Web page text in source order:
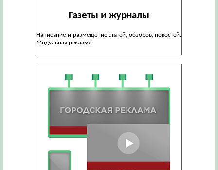
Газеты и журналы
Написание и размещение статей, обзоров, новостей.
Модульная реклама.